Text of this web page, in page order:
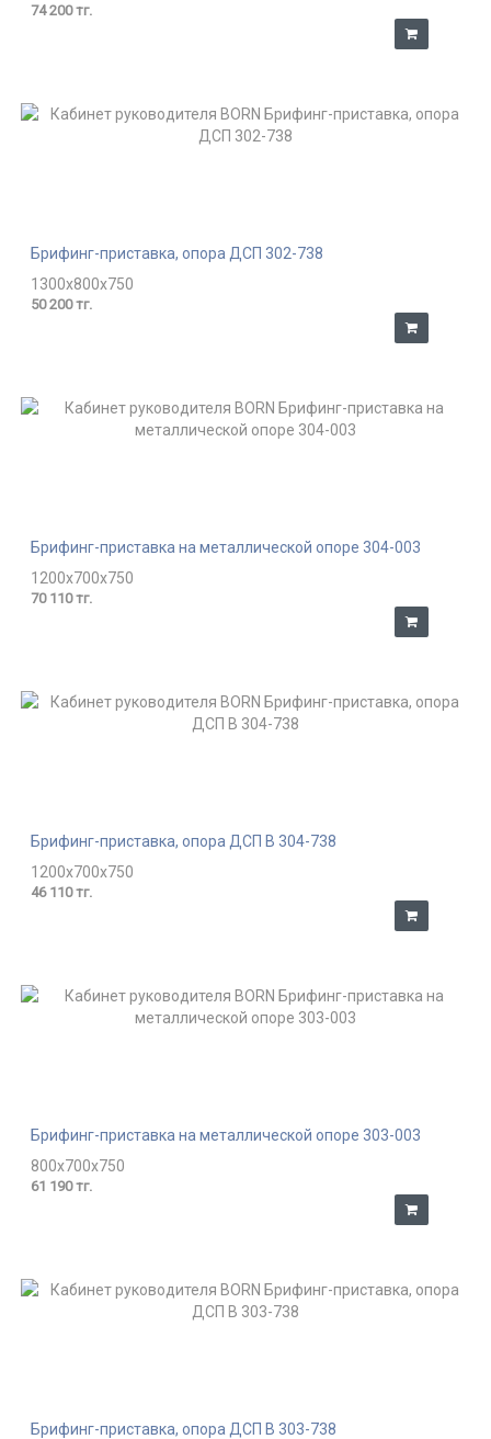
74 200 тг.
Брифинг-приставка, опора ДСП 302-738
1300x800x750
50 200 тг.
Брифинг-приставка на металлической опоре 304-003
1200x700x750
70 110 тг.
Брифинг-приставка, опора ДСП В 304-738
1200x700x750
46 110 тг.
Брифинг-приставка на металлической опоре 303-003
800x700x750
61 190 тг.
Брифинг-приставка, опора ДСП В 303-738